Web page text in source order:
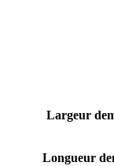
Largeur
Longueur